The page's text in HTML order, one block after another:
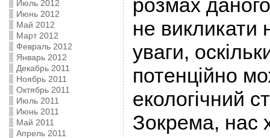
Июль 2012
Июнь 2012
Май 2012
Март 2012
Февраль 2012
Январь 2012
Декабрь 2011
Ноябрь 2011
Октябрь 2011
Июль 2011
Июнь 2011
Май 2011
Апрель 2011
розмах
не викликати
уваги,
потенційно
екологічний
Зокрема, нас